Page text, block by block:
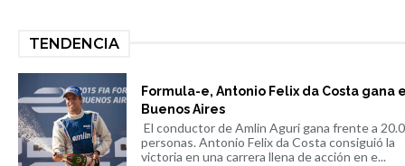
TENDENCIA
Formula-e, Antonio Felix da Costa gana
Buenos Aires
El conductor de Amlin Aguri gana frente a
personas. Antonio Felix da Costa consiguió la
victoria en una carrera llena de acción en e...